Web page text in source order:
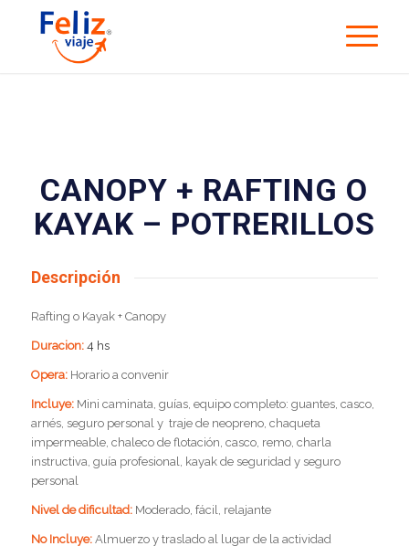
CANOPY + RAFTING O
KAYAK – POTRERILLOS
Descripción
Rafting o Kayak + Canopy
Duracion: 4 hs
Opera: Horario a convenir
Incluye:Mini caminata, guías, equipo completo: guantes, casco,
arnés, seguro personal y traje de neopreno, chaqueta
impermeable, chaleco de flotación, casco, remo, charla
instructiva, guía profesional, kayak de seguridad y seguro
personal
Nivel de dificultad:Moderado, fácil, relajante
No Incluye:Almuerzo y traslado al lugar de la actividad